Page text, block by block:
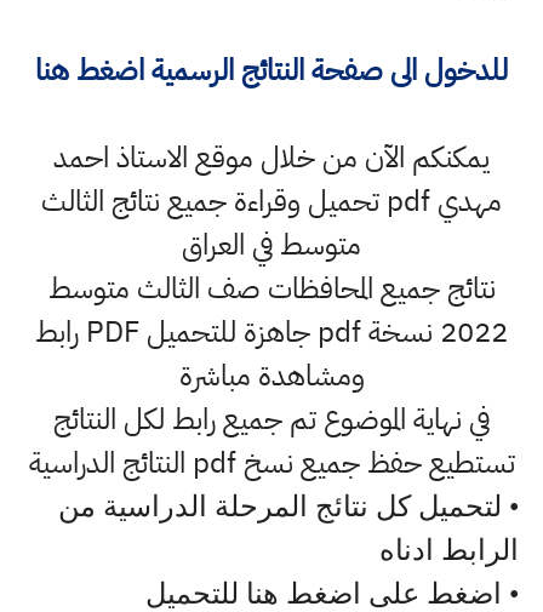
للدخول الى صفحة النتائج الرسمية اضغط هنا
يمكنكم الآن من خلال موقع الاستاذ احمد
مهدي pdf تحميل وقراءة جميع نتائج الثالث
متوسط في العراق
نتائج جميع المحافظات صف الثالث متوسط
2022 نسخة pdf جاهزة للتحميل PDF رابط
ومشاهدة مباشرة
في نهاية الموضوع تم جميع رابط لكل النتائج
تستطيع حفظ جميع نسخ pdf النتائج الدراسية
• لتحميل كل نتائج المرحلة الدراسية من
الرابط ادناه
• اضغط على اضغط هنا للتحميل